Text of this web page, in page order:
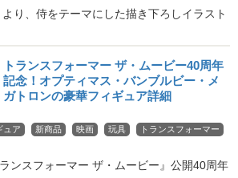
り、侍をテーマにした描き下ろしイラスト
トランスフォーマー ザ・ムービー40周年
記念！オプティマス・バンブルビー・メ
ガトロンの豪華フィギュア詳細
ュア 新商品 映画 玩具
トランスフォーマー
ンスフォーマー ザ・ムービー』公開40周年